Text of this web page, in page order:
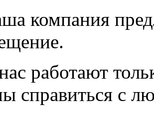
работают
справиться с